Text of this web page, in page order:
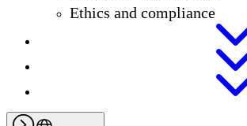
Ethics and compliance